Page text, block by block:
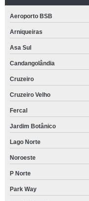
Aeroporto BSB
Arniqueiras
Asa Sul
Candangolândia
Cruzeiro
Cruzeiro Velho
Fercal
Jardim Botânico
Lago Norte
Noroeste
P Norte
Park Way